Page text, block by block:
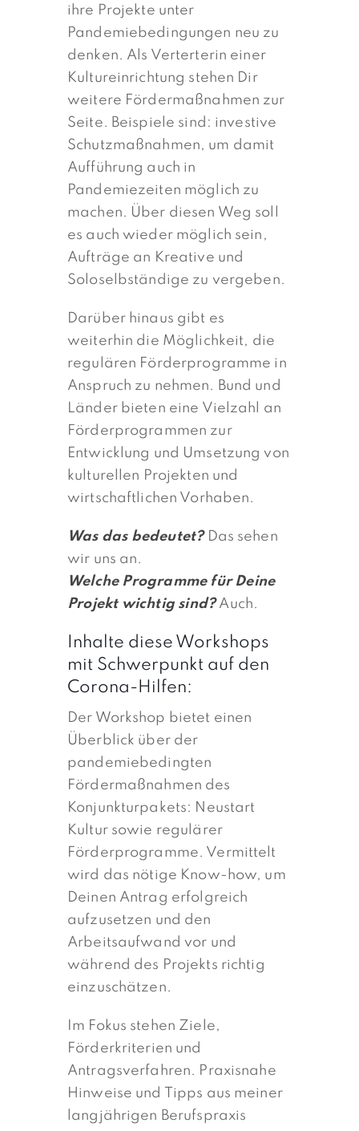
ihre Projekte unter
Pandemiebedingungen neu zu
denken. Als Verterterin einer
Kultureinrichtung stehen Dir
weitere Fördermaßnahmen zur
Seite. Beispiele sind: investive
Schutzmaßnahmen, um damit
Aufführung auch in
Pandemiezeiten möglich zu
machen. Über diesen Weg soll
es auch wieder möglich sein,
Aufträge an Kreative und
Soloselbständige zu vergeben.
Darüber hinaus gibt es
weiterhin die Möglichkeit, die
regulären Förderprogramme in
Anspruch zu nehmen. Bund und
Länder bieten eine Vielzahl an
Förderprogrammen zur
Entwicklung und Umsetzung von
kulturellen Projekten und
wirtschaftlichen Vorhaben.
Was das bedeutet?Das sehen
wir uns an.
Welche Programme für Deine
Projekt wichtig sind? Auch.
Inhalte diese Workshops
mit Schwerpunkt auf den
Corona-Hilfen:
Der Workshop bietet einen
Überblick über der
pandemiebedingten
Fördermaßnahmen des
Konjunkturpakets: Neustart
Kultur sowie regulärer
Förderprogramme. Vermittelt
wird das nötige Know-how, um
Deinen Antrag erfolgreich
aufzusetzen und den
Arbeitsaufwand vor und
während des Projekts richtig
einzuschätzen.
Im Fokus stehen Ziele,
Förderkriterien und
Antragsverfahren. Praxisnahe
Hinweise und Tipps aus meiner
langjährigen Berufspraxis